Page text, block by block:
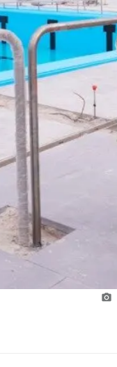
photo_camera